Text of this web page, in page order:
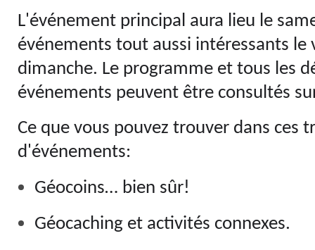
L'événement principal aura lieu le
événements tout aussi intéressants le
dimanche. Le programme et tous les
événements peuvent être consultés
Ce que vous pouvez trouver dans ces
d'événements:
Géocoins… bien sûr!
Géocaching et activités connexes.